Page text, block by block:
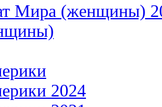
Мира (женщины)
2024